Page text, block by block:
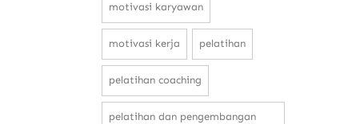
motivasi karyawan
motivasi kerja pelatihan
pelatihan coaching
pelatihan dan pengembangan